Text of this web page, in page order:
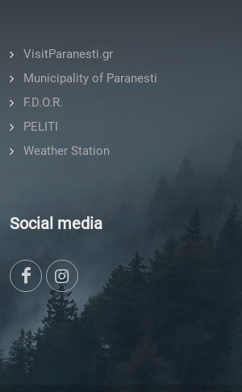
VisitParanesti.gr
Municipality of Paranesti
F.D.O.R.
PELITI
Weather Station
Social media